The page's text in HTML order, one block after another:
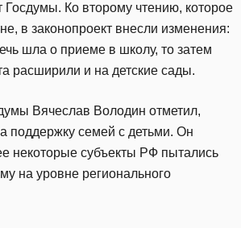
Ко второму чтению, которое
в законопроект внесли изменения:
шла о приеме в школу, то затем
расширили и на детские сады.
Вячеслав Володин отметил,
поддержку семей с детьми. Он
некоторые субъекты РФ пытались
на уровне регионального